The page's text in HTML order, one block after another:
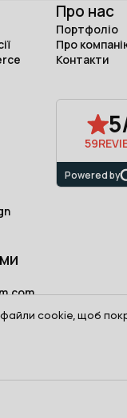
файли cookie, щоб
Про нас
Портфоліо
Про
Контакти
59
Powered by
Харків,